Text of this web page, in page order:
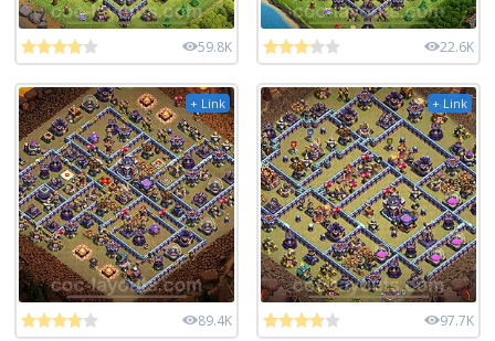
59.8K 22.6K
+ Link
89.4K
+ Link
97.7K